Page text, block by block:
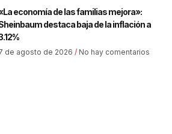
economía de las familias mejora»:
destaca baja de la inflación a
de agosto de 2026 No hay comentarios